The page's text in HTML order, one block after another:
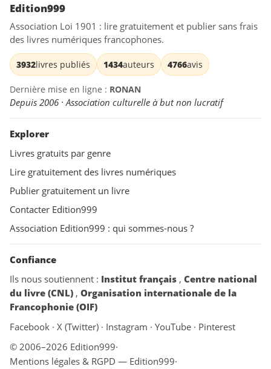
Edition999
Association Loi 1901 : lire gratuitement et publier sans frais
des livres numériques francophones.
3932livres publiés 1434auteurs 4766avis
Dernière mise en ligne : RONAN
Depuis 2006 · Association culturelle à but non lucratif
Explorer
Livres gratuits par genre
Lire gratuitement des livres numériques
Publier gratuitement un livre
Contacter Edition999
Association Edition999 : qui sommes-nous ?
Confiance
Ils nous soutiennent : Institut français , Centre national
du livre (CNL) , Organisation internationale de la
Francophonie (OIF)
Facebook · X (Twitter) · Instagram · YouTube · Pinterest
© 2006–2026 Edition999·
Mentions légales & RGPD — Edition999·